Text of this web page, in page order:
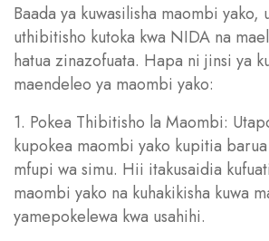
Baada ya kuwasilisha maombi yako,
uthibitisho kutoka kwa NIDA na
hatua zinazofuata. Hapa ni jinsi ya
maendeleo ya maombi yako:
1. Pokea Thibitisho la Maombi:
kupokea maombi yako kupitia
mfupi wa simu. Hii itakusaidia
maombi yako na kuhakikisha kuwa
yamepokelewa kwa usahihi.